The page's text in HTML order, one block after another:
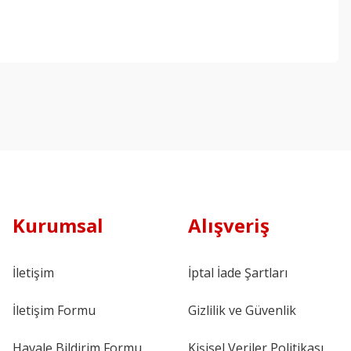
Kurumsal
İletişim
İletişim Formu
Alışveriş
İptal İade Şartları
Gizlilik ve Güvenlik